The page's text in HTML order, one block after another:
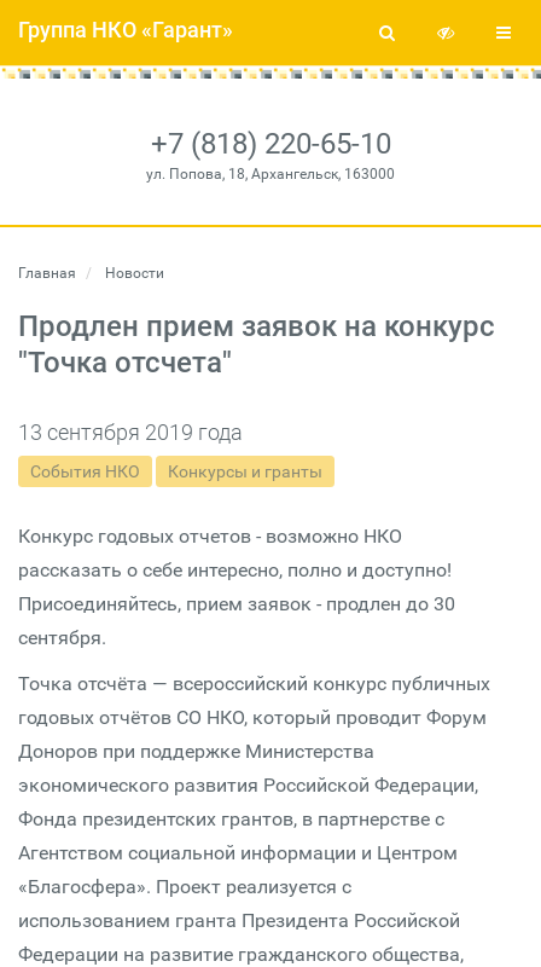
+7 (818) 220-65-10
ул. Попова, 18, Архангельск, 163000
Группа НКО «Гарант»
Главная Новости
Продлен прием заявок на конкурс
"Точка отсчета"
13 сентября 2019 года
События НКО Конкурсы и гранты
Конкурс годовых отчетов - возможно НКО
рассказать о себе интересно, полно и доступно!
Присоединяйтесь, прием заявок - продлен до 30
сентября.
Точка отсчёта — всероссийский конкурс публичных
годовых отчётов СО НКО, который проводит Форум
Доноров при поддержке Министерства
экономического развития Российской Федерации,
Фонда президентских грантов, в партнерстве с
Агентством социальной информации и Центром
«Благосфера». Проект реализуется с
использованием гранта Президента Российской
Федерации на развитие гражданского общества,